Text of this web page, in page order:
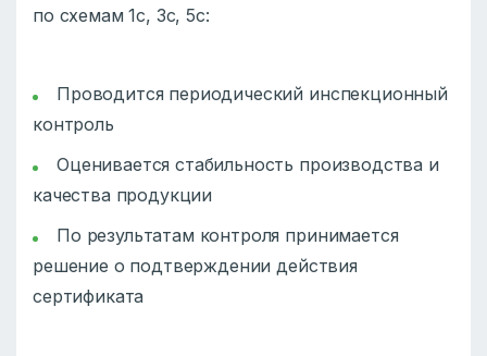
по схемам 1с, 3с, 5с:
Проводится периодический инспекционный
контроль
Оценивается стабильность производства и
качества продукции
По результатам контроля принимается
решение о подтверждении действия
сертификата